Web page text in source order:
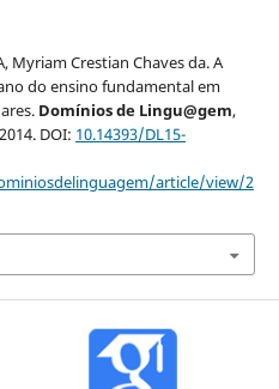
Myriam Crestian Chaves da. A
do ensino fundamental em
Domínios de Lingu@gem,
DOI: 10.14393/DL15-
article/view/2